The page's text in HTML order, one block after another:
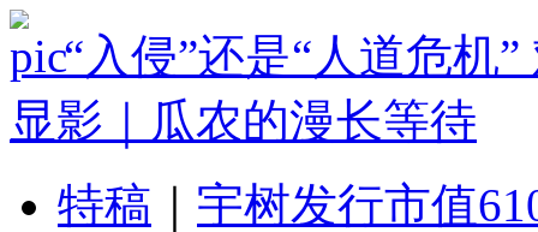
“入侵”还是“人道危机
显影｜瓜农的漫长等待
特稿
宇树发行市值